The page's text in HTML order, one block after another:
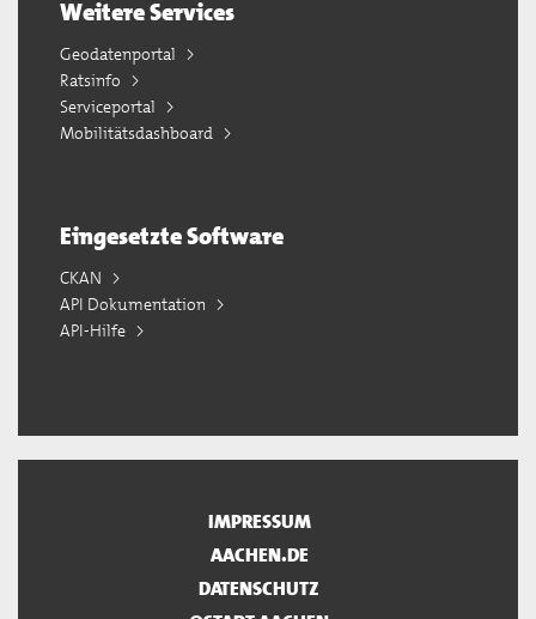
Weitere Services
Geodatenportal
Ratsinfo
Serviceportal
Mobilitätsdashboard
Eingesetzte Software
CKAN
API Dokumentation
API-Hilfe
IMPRESSUM
AACHEN.DE
DATENSCHUTZ